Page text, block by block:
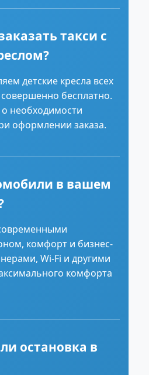
такси с
детские кресла всех
бесплатно.
необходимости
оформлении заказа.
в вашем
комфорт и бизнес-
Wi-Fi и другими
комфорта
остановка в